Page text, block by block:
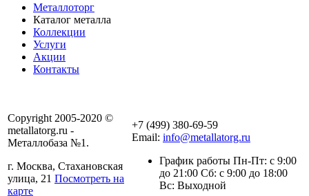
Металлоторг
Каталог металла
Коллекции
Услуги
Акции
Контакты
Copyright 2005-2020 ©
metallatorg.ru -
Металлобаза №1.
г. Москва, Стахановская
улица, 21 Посмотреть на
карте
+7 (499) 380-69-59
Email: info@metallatorg.ru
График работы Пн-Пт: с 9:00
до 21:00 Сб: с 9:00 до 18:00
Вс: Выходной